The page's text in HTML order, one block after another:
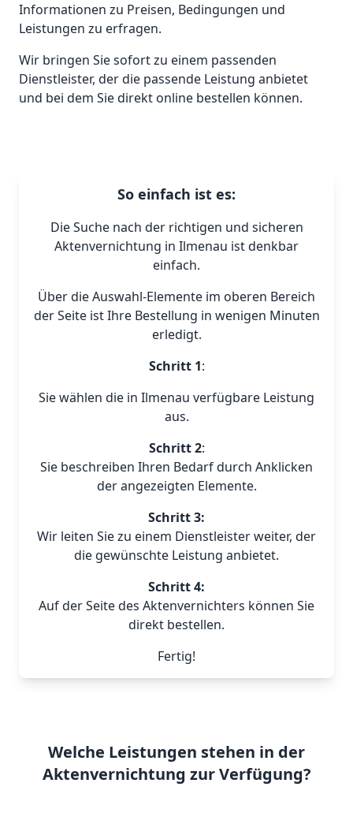
Informationen zu Preisen, Bedingungen und
Leistungen zu erfragen.
Wir bringen Sie sofort zu einem passenden
Dienstleister, der die passende Leistung anbietet
und bei dem Sie direkt online bestellen können.
So einfach ist es:
Die Suche nach der richtigen und sicheren
Aktenvernichtung in Ilmenau ist denkbar
einfach.
Über die Auswahl-Elemente im oberen Bereich
der Seite ist Ihre Bestellung in wenigen Minuten
erledigt.
Schritt 1:
Sie wählen die in Ilmenau verfügbare Leistung
aus.
Schritt 2:
Sie beschreiben Ihren Bedarf durch Anklicken
der angezeigten Elemente.
Schritt 3:
Wir leiten Sie zu einem Dienstleister weiter, der
die gewünschte Leistung anbietet.
Schritt 4:
Auf der Seite des Aktenvernichters können Sie
direkt bestellen.
Fertig!
Welche Leistungen stehen in der
Aktenvernichtung zur Verfügung?